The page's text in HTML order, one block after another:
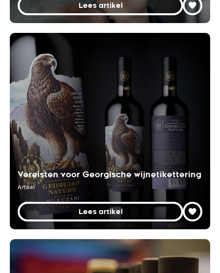
Lees artikel
Vereisten voor Georgische wijnetikettering
Artikel
Lees artikel